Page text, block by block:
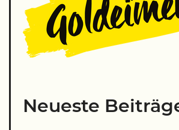
Neueste